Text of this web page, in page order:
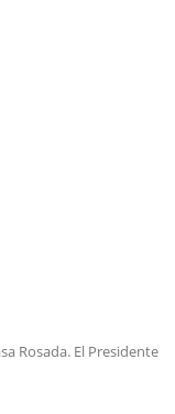
Rosada. El Presidente